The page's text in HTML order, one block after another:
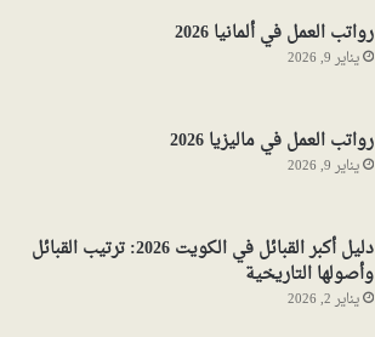
رواتب العمل في ألمانيا 2026
يناير 9, 2026
رواتب العمل في ماليزيا 2026
يناير 9, 2026
دليل أكبر القبائل في الكويت 2026: ترتيب القبائل
وأصولها التاريخية
يناير 2, 2026